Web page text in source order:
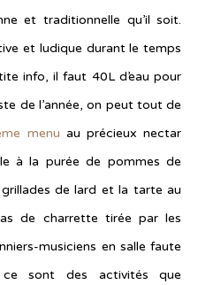
et traditionnelle qu’il soit.
et ludique durant le temps
info, il faut 40L d’eau pour
de l’année, on peut tout de
menu au précieux nectar
à la purée de pommes de
grillades de lard et la tarte au
de charrette tirée par les
musiciens en salle faute
ce sont des activités que